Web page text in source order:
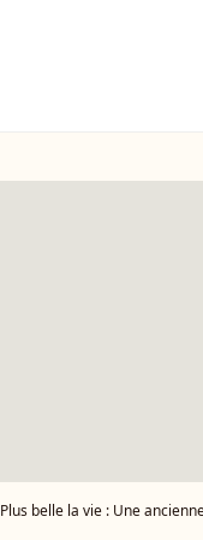
Plus belle la vie : Une